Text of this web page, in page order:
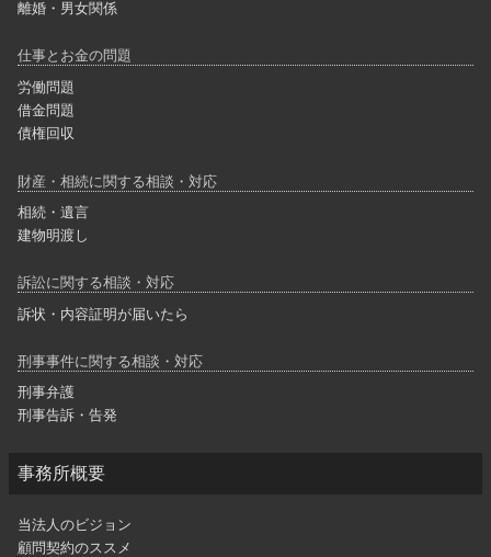
離婚・男女関係
仕事とお金の問題
労働問題
借金問題
債権回収
財産・相続に関する相談・対応
相続・遺言
建物明渡し
訴訟に関する相談・対応
訴状・内容証明が届いたら
刑事事件に関する相談・対応
刑事弁護
刑事告訴・告発
事務所概要
当法人のビジョン
顧問契約のススメ